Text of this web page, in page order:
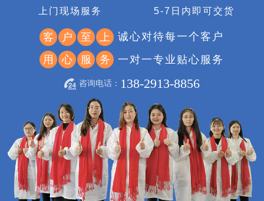
上门现场服务 5-7日内即可交货
客 户 至 上
诚心对待每一个客户
用
心 服 务 一对一专业贴心服务
咨询电话： 138-2913-8856